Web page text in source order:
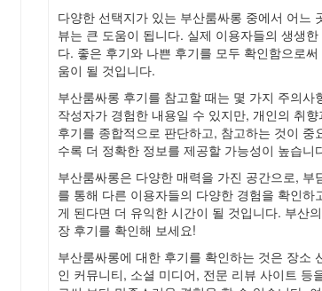
다양한 선택지가 있는 부산룸싸롱 중에서 어느
뷰는 큰 도움이 됩니다. 실제 이용자들의 생생
다. 좋은 후기와 나쁜 후기를 모두 확인함으로
움이 될 것입니다.
부산룸싸롱 후기를 참고할 때는 몇 가지 주의
작성자가 경험한 내용일 수 있지만, 개인의 취
후기를 종합적으로 판단하고, 참고하는 것이
수록 더 정확한 정보를 제공할 가능성이 높습니
부산룸싸롱은 다양한 매력을 가진 공간으로,
를 통해 다른 이용자들의 다양한 경험을 확인
게 된다면 더 유익한 시간이 될 것입니다. 부산
장 후기를 확인해 보세요!
부산룸싸롱에 대한 후기를 확인하는 것은 장소
인 커뮤니티, 소셜 미디어, 전문 리뷰 사이트 등